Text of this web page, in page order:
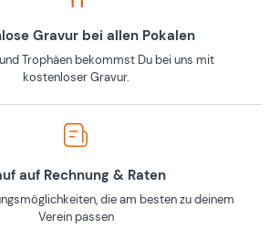
Gravur bei allen Pokalen
Trophäen bekommst Du bei uns mit
kostenloser Gravur.
auf Rechnung & Raten
die am besten zu deinem
Verein passen